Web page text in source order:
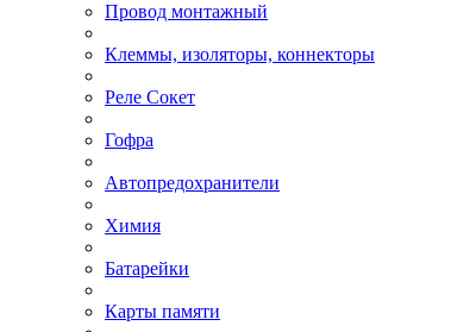
Провод монтажный
Клеммы, изоляторы, коннекторы
Реле Сокет
Гофра
Автопредохранители
Химия
Батарейки
Карты памяти